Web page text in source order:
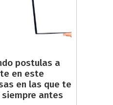
postulas a
en este
en las que te
antes